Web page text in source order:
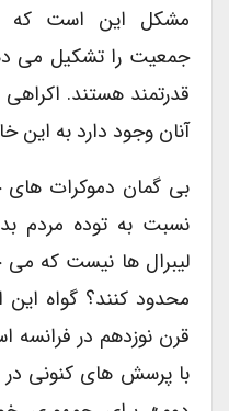
مشکل این است که
جمعیت را تشکیل می
قدرتمند هستند. اکراهی
آنان وجود دارد به این
بی گمان دموکرات های
نسبت به توده مردم
لیبرال ها نیست که می
محدود کنند؟ گواه
قرن نوزدهم در فرانسه
با پرسش های کنونی در